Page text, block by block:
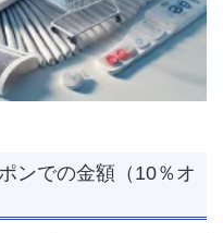
ンでの金額（10％オ